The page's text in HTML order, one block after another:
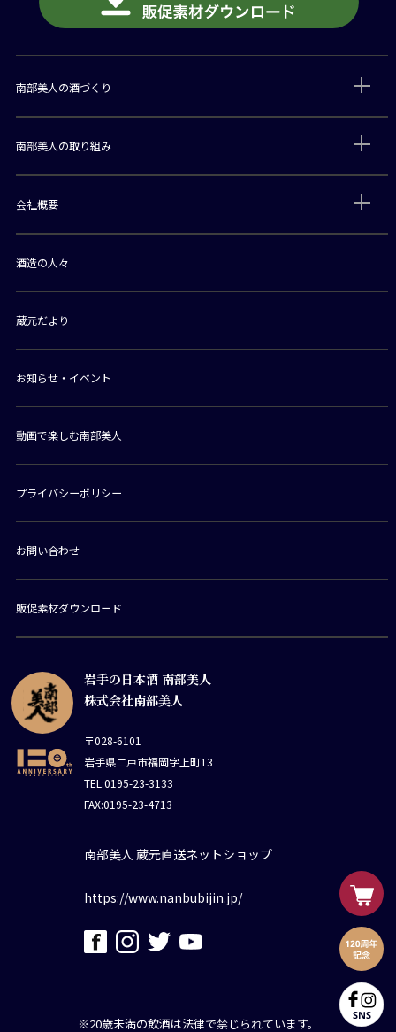
岩手の日本酒 南部美人
株式会社南部美人
〒028-6101
岩手県二戸市福岡字上町13
TEL:0195-23-3133
FAX:0195-23-4713
南部美人 蔵元直送ネットショップ
https://www.nanbubijin.jp/
南部美人の酒づくり
南部美人の取り組み
会社概要
酒造の人々
蔵元だより
お知らせ・イベント
動画で楽しむ南部美人
プライバシーポリシー
お問い合わせ
販促素材ダウンロード
※20歳未満の飲酒は法律で禁じられています。